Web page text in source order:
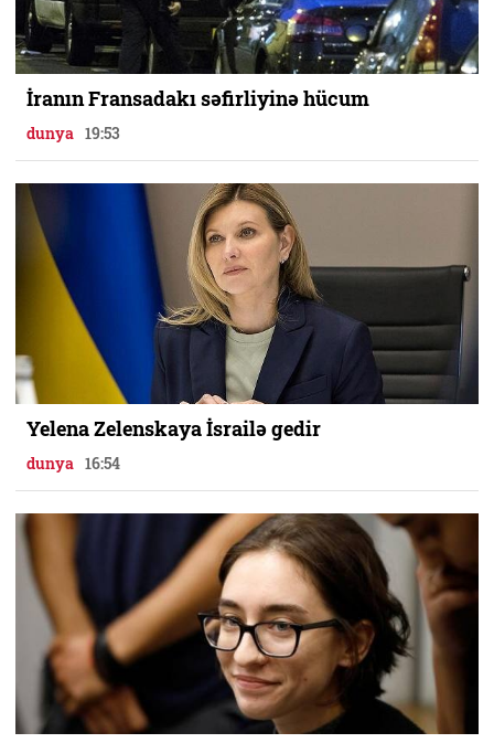
İranın Fransadakı səfirliyinə hücum
dunya 19:53
Yelena Zelenskaya İsrailə gedir
dunya 16:54